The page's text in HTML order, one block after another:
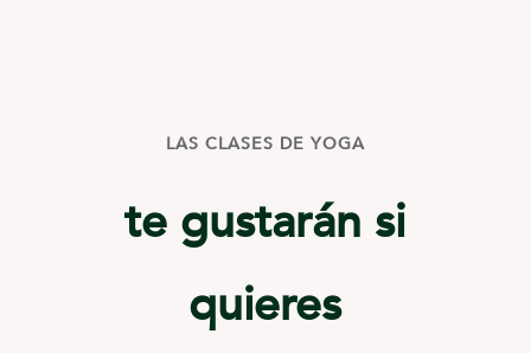
LAS CLASES DE YOGA
te gustarán si
quieres